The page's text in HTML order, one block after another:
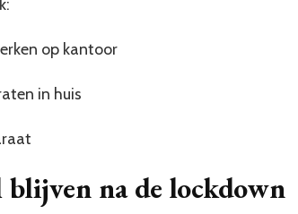
op kantoor
in huis
blijven na de lockdown